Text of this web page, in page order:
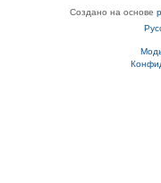
Создано на основе